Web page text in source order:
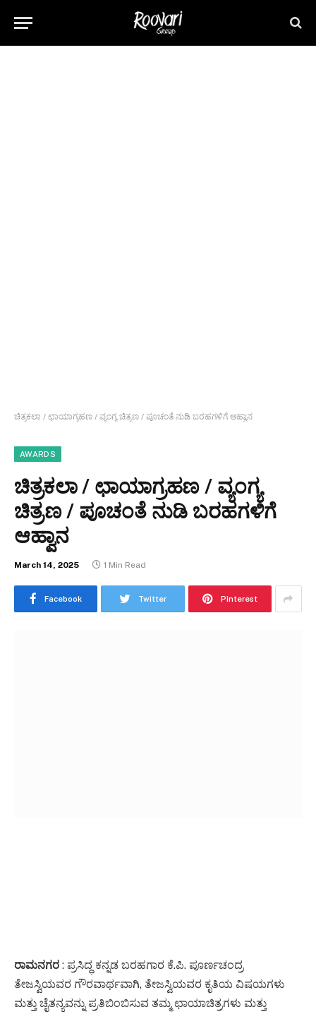
ಚಿತ್ರಕಲಾ / ಛಾಯಾಗ್ರಹಣ / ವ್ಯಂಗ್ಯ ಚಿತ್ರಣ / ಪೂಚಂತೆ ನುಡಿ ಬರಹಗಳಿಗೆ ಆಹ್ವಾನ
AWARDS
ಚಿತ್ರಕಲಾ / ಛಾಯಾಗ್ರಹಣ / ವ್ಯಂಗ್ಯ
ಚಿತ್ರಣ / ಪೂಚಂತೆ ನುಡಿ ಬರಹಗಳಿಗೆ
ಆಹ್ವಾನ
March 14, 2025 1 Min Read
Facebook Twitter Pinterest
ರಾಮನಗರ : ಪ್ರಸಿದ್ಧ ಕನ್ನಡ ಬರಹಗಾರ ಕೆ.ಪಿ. ಪೂರ್ಣಚಂದ್ರ
ತೇಜಸ್ವಿಯವರ ಗೌರವಾರ್ಥವಾಗಿ, ತೇಜಸ್ವಿಯವರ ಕೃತಿಯ ವಿಷಯಗಳು
ಮತ್ತು ಚೈತನ್ಯವನ್ನು ಪ್ರತಿಬಿಂಬಿಸುವ ತಮ್ಮ ಛಾಯಾಚಿತ್ರಗಳು ಮತ್ತು